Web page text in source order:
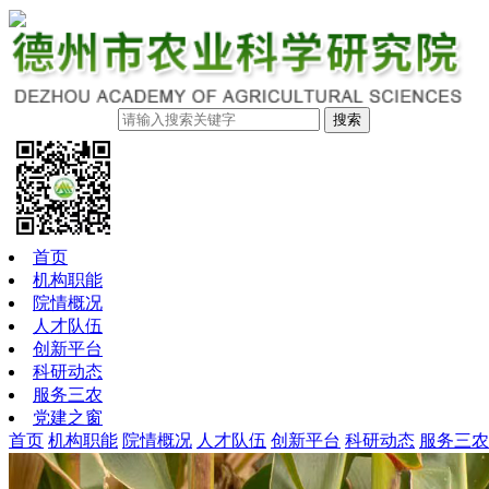
搜索
首页
机构职能
院情概况
人才队伍
创新平台
科研动态
服务三农
党建之窗
首页 机构职能 院情概况 人才队伍 创新平台 科研动态 服务三农